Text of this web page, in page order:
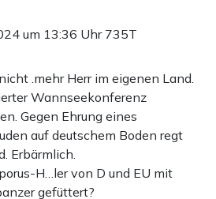
um 13:36 Uhr 735T
.mehr Herr im eigenen Land.
Wannseekonferenz
Gegen Ehrung eines
auf deutschem Boden regt
Erbärmlich.
H…ler von D und EU mit
gefüttert?